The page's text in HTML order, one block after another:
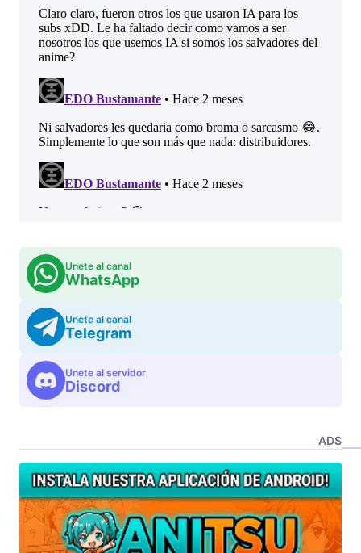
Unete al canal
WhatsApp
Unete al canal
Telegram
Unete al servidor
Discord
ADS